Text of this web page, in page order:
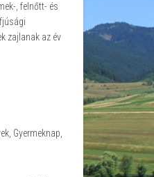
, felnőtt- és
zajlanak az év
Gyermeknap,